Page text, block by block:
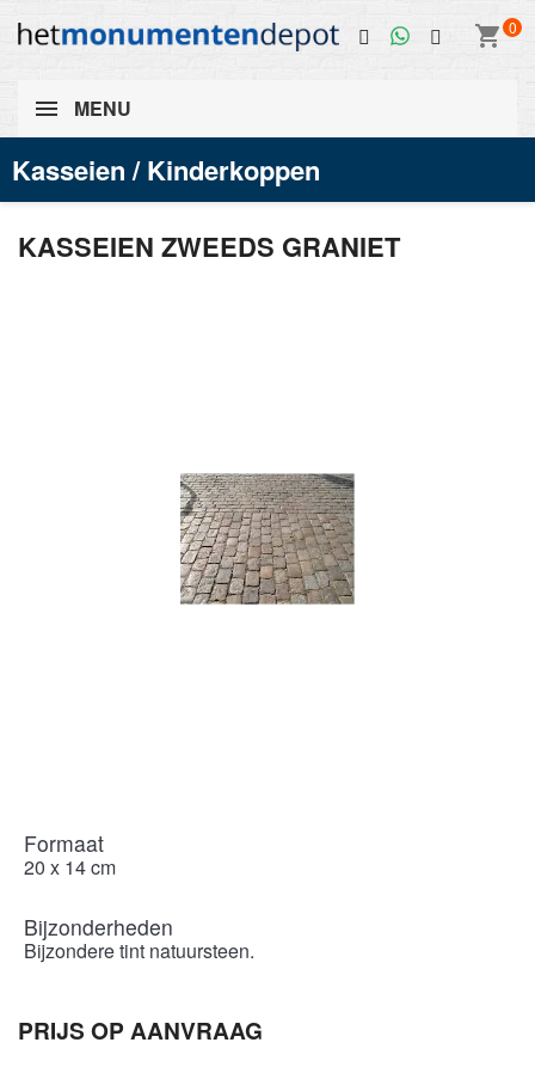
shopping_cart 0
MENU
Kasseien / Kinderkoppen
KASSEIEN ZWEEDS GRANIET
Formaat
20 x 14 cm
Bijzonderheden
Bijzondere tint natuursteen.
PRIJS OP AANVRAAG